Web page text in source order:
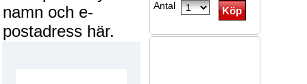
namn och e-
postadress här.
Antal